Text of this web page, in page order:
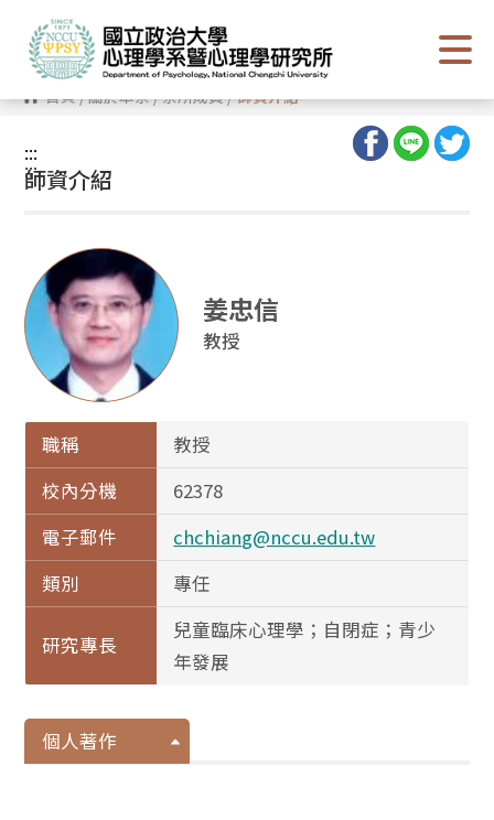
容 首頁/關於本系/系所成員/師資介紹
:::
:::
師資介紹
姜忠信
教授
職稱
教授
校內分機
62378
電子郵件
chchiang@nccu.edu.tw
類別
專任
研究專長
兒童臨床心理學；自閉症；青少
年發展
個人著作